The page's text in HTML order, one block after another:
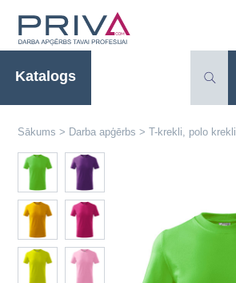
Katalogs
Sākums > Darba apģērbs > T-krekli, polo krekli